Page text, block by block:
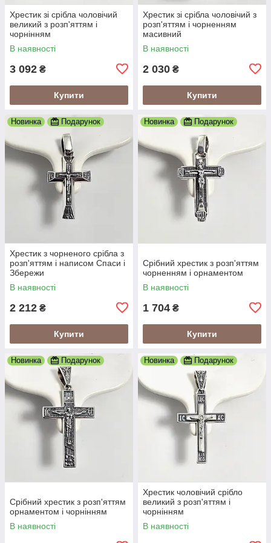
Хрестик зі срібла чоловічий
великий з розп'яттям і
чорнінням
В наявності
3 092 ₴
Купити
Хрестик зі срібла чоловічий з
розп'яттям і чорненням
масивний
В наявності
2 030 ₴
Купити
Новинка Подарунок
Хрестик з чорненого срібла з
розп'яттям і написом Спаси і
Збережи
В наявності
2 212 ₴
Купити
Новинка Подарунок
Срібний хрестик з розп'яттям
чорненням і орнаментом
В наявності
1 704 ₴
Купити
Новинка Подарунок
Срібний хрестик з розп'яттям
орнаментом і чорнінням
В наявності
Новинка Подарунок
Хрестик чоловічий срібло
великий з розп'яттям і
чорнінням
В наявності